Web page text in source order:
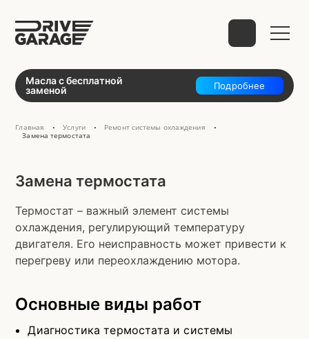
Масла с бесплатной
заменой
Подробнее
Главная • Услуги • Ремонт системы охлаждения •
Замена термостата
Замена термостата
Термостат – важный элемент системы
охлаждения, регулирующий температуру
двигателя. Его неисправность может привести к
перегреву или переохлаждению мотора.
Основные виды работ
Диагностика термостата и системы
Выберите способ связи
WhatsApp VK Mail